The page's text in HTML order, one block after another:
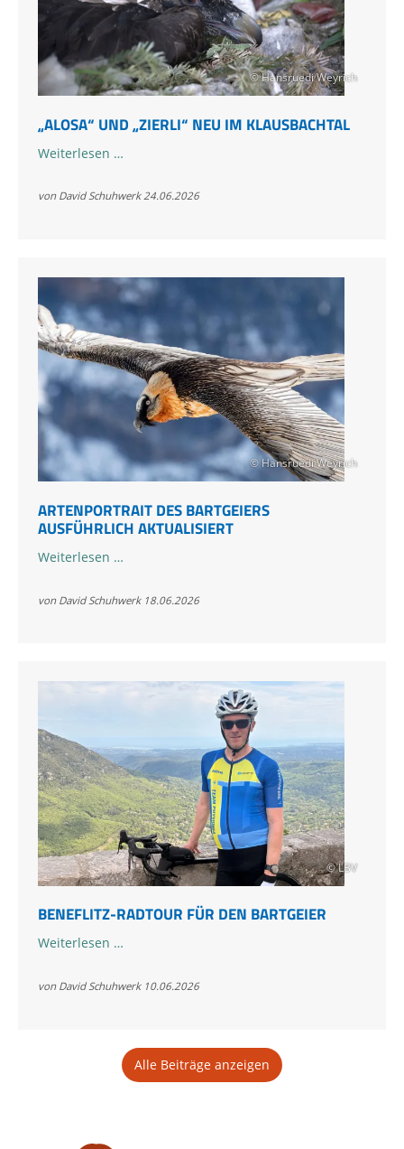
© Hansruedi Weyrich
„ALOSA“ UND „ZIERLI“ NEU IM KLAUSBACHTAL
Weiterlesen …
„Zierli“
von David Schuhwerk24.06.2026
© Hansruedi Weyrich
ARTENPORTRAIT DES BARTGEIERS
AUSFÜHRLICH AKTUALISIERT
Weiterlesen …Artenportrait
Bartgeiers
von David Schuhwerk 18.06.2026
© LBV
BENEFLITZ-RADTOUR FÜR DEN BARTGEIER
Weiterlesen …Beneflitz-
für
von David Schuhwerk 10.06.2026
Alle Beiträge anzeigen